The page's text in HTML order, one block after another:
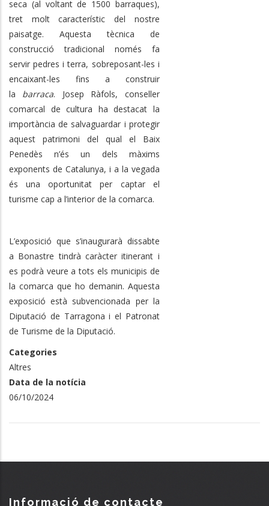
seca (al voltant de 1500 barraques),
tret molt característic del nostre
paisatge. Aquesta tècnica de
construcció tradicional només fa
servir pedres i terra, sobreposant-les i
encaixant-les fins a construir
la barraca. Josep Ràfols, conseller
comarcal de cultura ha destacat la
importància de salvaguardar i protegir
aquest patrimoni del qual el Baix
Penedès n’és un dels màxims
exponents de Catalunya, i a la vegada
és una oportunitat per captar el
turisme cap a l’interior de la comarca.
L’exposició que s’inaugurarà dissabte
a Bonastre tindrà caràcter itinerant i
es podrà veure a tots els municipis de
la comarca que ho demanin. Aquesta
exposició està subvencionada per la
Diputació de Tarragona i el Patronat
de Turisme de la Diputació.
Categories
Altres
Data de la notícia
06/10/2024
Informació de contacte